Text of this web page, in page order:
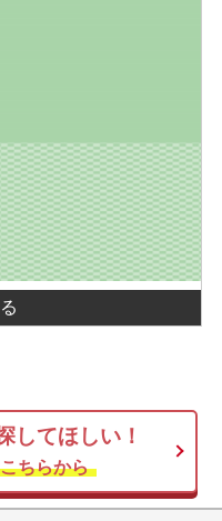
してほしい！
ちらから